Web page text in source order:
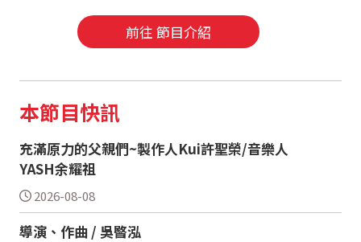
前往 節目介紹
本節目快訊
充滿原力的父親們~製作人Kui許聖榮/音樂人
YASH余耀祖
2026-08-08
導演、作曲 / 吳暋泓